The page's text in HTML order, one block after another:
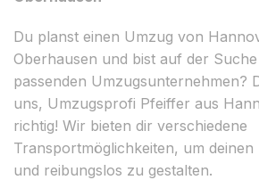
Du planst einen Umzug von
Oberhausen und bist auf der
passenden Umzugsunternehmen?
uns, Umzugsprofi Pfeiffer aus
richtig! Wir bieten dir verschiedene
Transportmöglichkeiten, um
und reibungslos zu gestalten.